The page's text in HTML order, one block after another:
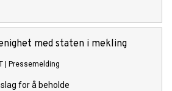
med staten i mekling
Pressemelding
for å beholde